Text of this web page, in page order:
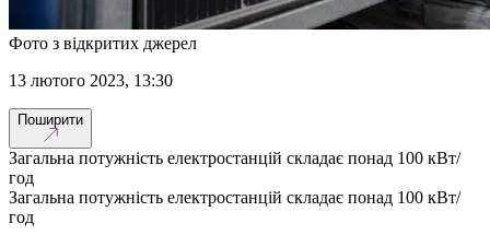
Фото з відкритих джерел
13 лютого 2023, 13:30
Поширити
Загальна потужність електростанцій складає понад 100 кВт/
год
Загальна потужність електростанцій складає понад 100 кВт/
год